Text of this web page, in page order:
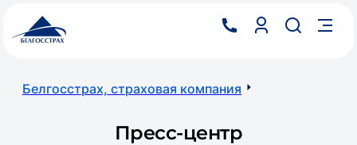
Белгосстрах, страховая компания
Пресс-центр